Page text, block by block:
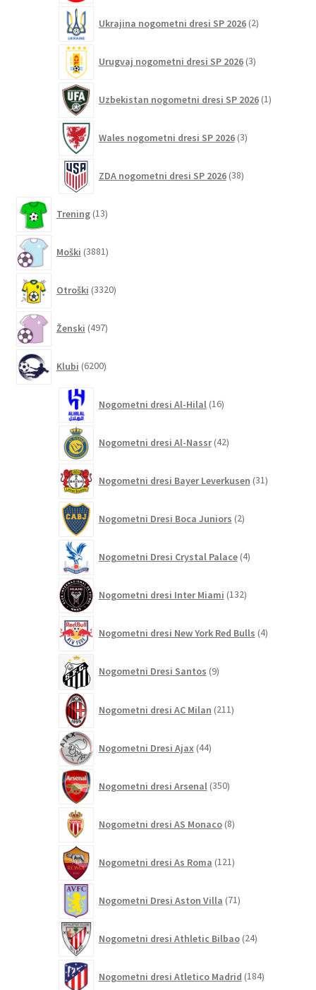
Ukrajina nogometni dresi SP 2026 2izdelka
Urugvaj nogometni dresi SP 2026 3izdelki
Uzbekistan nogometni dresi SP 2026 1izdelek
Wales nogometni dresi SP 2026 3izdelki
ZDA nogometni dresi SP 2026 38izdelkov
Trening 13izdelkov
Moški 3881izdelkov
Otroški 3320izdelkov
Ženski 497izdelkov
Klubi 6200izdelkov
Nogometni dresi Al-Hilal 16izdelkov
Nogometni dresi Al-Nassr 42izdelkov
Nogometni dresi Bayer Leverkusen 31izdelkov
Nogometni Dresi Boca Juniors 2izdelka
Nogometni Dresi Crystal Palace 4izdelki
Nogometni dresi Inter Miami 132izdelkov
Nogometni dresi New York Red Bulls 4izdelki
Nogometni Dresi Santos 9izdelkov
Nogometni dresi AC Milan 211izdelkov
Nogometni Dresi Ajax 44izdelkov
Nogometni dresi Arsenal 350izdelkov
Nogometni dresi AS Monaco 8izdelkov
Nogometni dresi As Roma 121izdelkov
Nogometni Dresi Aston Villa 71izdelkov
Nogometni dresi Athletic Bilbao 24izdelkov
Nogometni dresi Atletico Madrid 184izdelkov